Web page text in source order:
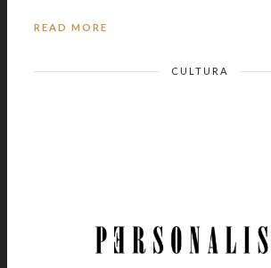
READ MORE
CULTURA